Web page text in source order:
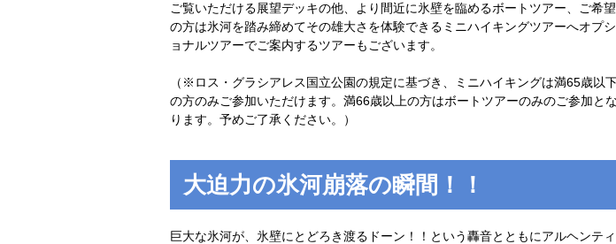
ご覧いただける展望デッキの他、より間近に氷壁を臨めるボートツアー、ご希望
の方は氷河を踏み締めてその雄大さを体験できるミニハイキングツアーへオプシ
ョナルツアーでご案内するツアーもございます。
（※ロス・グラシアレス国立公園の規定に基づき、ミニハイキングは満65歳以
の方のみご参加いただけます。満66歳以上の方はボートツアーのみのご参加とな
ります。予めご了承ください。）
大迫力の氷河崩落の瞬間！！
巨大な氷河が、氷壁にとどろき渡るドーン！！という轟音とともにアルヘンテ